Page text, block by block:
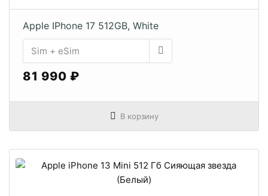
Apple IPhone 17 512GB, White
81 990 ₽
В корзину